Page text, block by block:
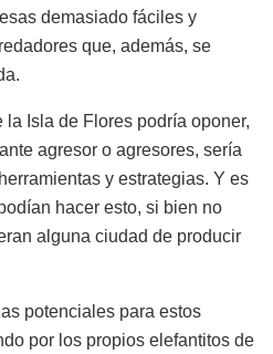
demasiado fáciles y
que, además, se
la Isla de Flores podría oponer,
agresor o agresores, sería
y estrategias. Y es
hacer esto, si bien no
alguna ciudad de producir
potenciales para estos
por los propios elefantitos de